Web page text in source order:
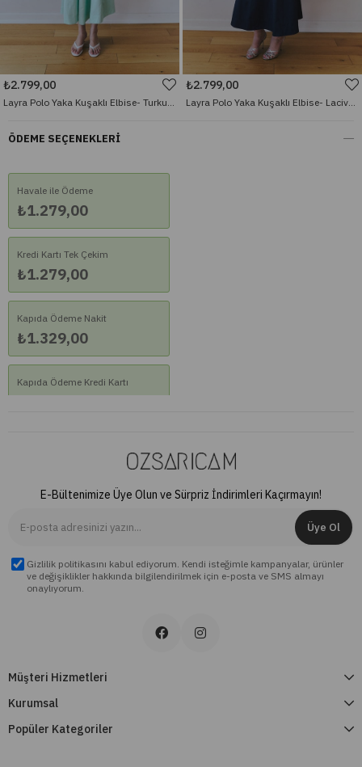
₺2.799,00 ₺2.799,00
ÖDEME SEÇENEKLERI
Havale ile Ödeme
₺1.279,00
Kredi Kartı Tek Çekim
₺1.279,00
Kapıda Ödeme Nakit
₺1.329,00
Kapıda Ödeme Kredi Kartı
E-Bültenimize Üye Olun ve Sürpriz İndirimleri Kaçırmayın!
Üye Ol
Gizlilik politikasını kabul ediyorum. Kendi isteğimle kampanyalar, ürünler
ve değişiklikler hakkında bilgilendirilmek için e-posta ve SMS almayı
onaylıyorum.
Müşteri Hizmetleri
Kurumsal
Popüler Kategoriler